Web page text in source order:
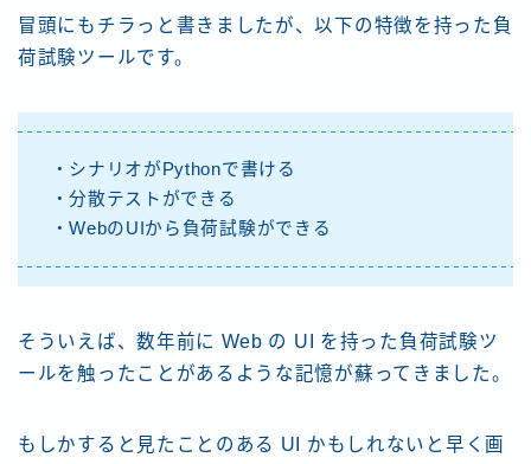
冒頭にもチラっと書きましたが、以下の特徴を持った負
荷試験ツールです。
・シナリオがPythonで書ける
・分散テストができる
・WebのUIから負荷試験ができる
そういえば、数年前に Web の UI を持った負荷試験ツ
ールを触ったことがあるような記憶が蘇ってきました。
もしかすると見たことのある UI かもしれないと早く画